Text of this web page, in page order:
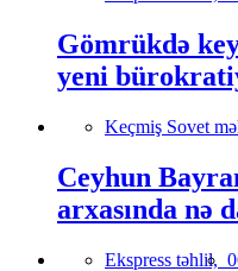
Gömrükdə
yeni
Keçmiş Sovet
Ceyhun
arxasında nə
Ekspress təhlil,